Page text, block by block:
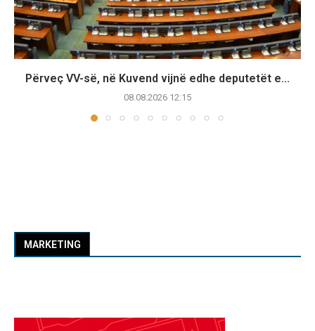
Përveç VV-së, në Kuvend vijnë edhe deputetët e...
08.08.2026 12:15
MARKETING